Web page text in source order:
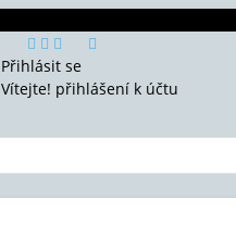
Přihlásit se
Vítejte! přihlášení k účtu